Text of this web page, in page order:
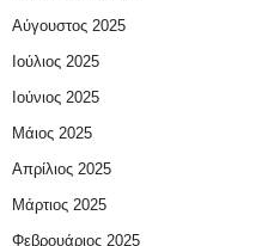
Αύγουστος 2025
Ιούλιος 2025
Ιούνιος 2025
Μάιος 2025
Απρίλιος 2025
Μάρτιος 2025
Φεβρουάριος 2025